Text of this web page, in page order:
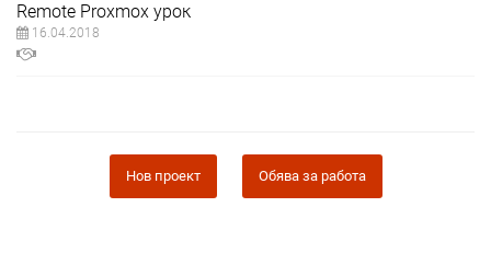
Remote Proxmox урок
16.04.2018
Нов проект Обява за работа